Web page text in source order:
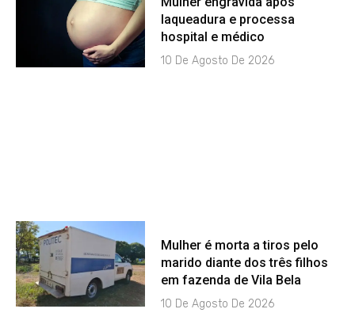
laqueadura e processa
hospital e médico
10 De Agosto De 2026
Mulher é morta a tiros pelo
marido diante dos três filhos
em fazenda de Vila Bela
10 De Agosto De 2026